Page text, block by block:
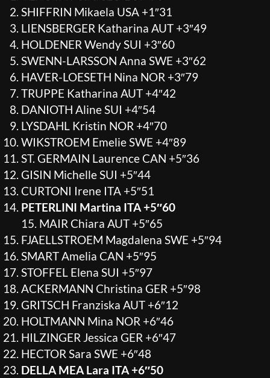
SHIFFRIN Mikaela USA +1″31
LIENSBERGER Katharina AUT +3″49
HOLDENER Wendy SUI +3″60
SWENN-LARSSON Anna SWE +3″62
HAVER-LOESETH Nina NOR +3″79
TRUPPE Katharina AUT +4″42
DANIOTH Aline SUI +4″54
LYSDAHL Kristin NOR +4″70
WIKSTROEM Emelie SWE +4″89
ST. GERMAIN Laurence CAN +5″36
GISIN Michelle SUI +5″44
CURTONI Irene ITA +5″51
PETERLINI Martina ITA +5″60
15. MAIR Chiara AUT +5″65
FJAELLSTROEM Magdalena SWE +5″94
SMART Amelia CAN +5″95
STOFFEL Elena SUI +5″97
ACKERMANN Christina GER +5″98
GRITSCH Franziska AUT +6″12
HOLTMANN Mina NOR +6″46
HILZINGER Jessica GER +6″47
HECTOR Sara SWE +6″48
DELLA MEA Lara ITA +6″50